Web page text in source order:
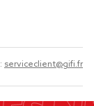
serviceclient@gifi.fr